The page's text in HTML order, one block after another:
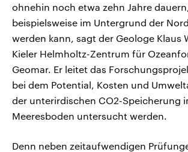
ohnehin noch etwa zehn Jahre
beispielsweise im Untergrund der
werden kann, sagt der Geologe Klaus
Kieler Helmholtz-Zentrum für
Geomar. Er leitet das
bei dem Potential, Kosten und
der unterirdischen CO2-Speicherung
Meeresboden untersucht werden.
Denn neben zeitaufwendigen